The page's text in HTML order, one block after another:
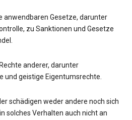
anwendbaren Gesetze, darunter
zu Sanktionen und Gesetze
anderer, darunter
und geistige Eigentumsrechte.
schädigen weder andere noch sich
solches Verhalten auch nicht an